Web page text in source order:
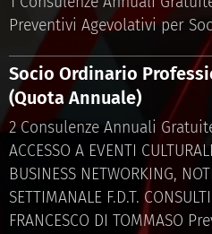
Preventivi Agevolativi per
Socio Ordinario
(Quota Annuale)
2 Consulenze Annuali
ACCESSO A EVENTI
BUSINESS NETWORKING,
SETTIMANALE F.D.T.
FRANCESCO DI TOMMASO